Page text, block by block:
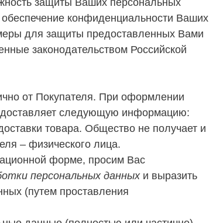
защиты Ваших персональных
конфиденциальности Ваших
для защиты предоставленных Вами
законодательством Российской
от Покупателя. При оформлении
следующую информацию:
товара. Общество не получает и
– физического лица.
форме, просим Вас
персональных данных и выразить
(путем проставления